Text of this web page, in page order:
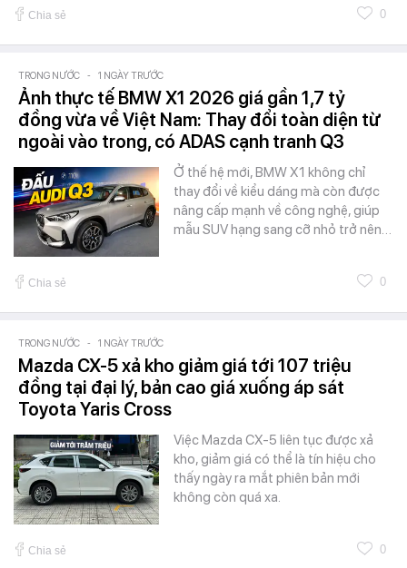
Chia sẻ 0
TRONG NƯỚC - 1 NGÀY TRƯỚC
Ảnh thực tế BMW X1 2026 giá gần 1,7 tỷ
đồng vừa về Việt Nam: Thay đổi toàn diện từ
ngoài vào trong, có ADAS cạnh tranh Q3
Ở thế hệ mới, BMW X1 không chỉ
thay đổi về kiểu dáng mà còn được
nâng cấp mạnh về công nghệ, giúp
mẫu SUV hạng sang cỡ nhỏ trở nên…
Chia sẻ 0
TRONG NƯỚC - 1 NGÀY TRƯỚC
Mazda CX-5 xả kho giảm giá tới 107 triệu
đồng tại đại lý, bản cao giá xuống áp sát
Toyota Yaris Cross
Việc Mazda CX-5 liên tục được xả
kho, giảm giá có thể là tín hiệu cho
thấy ngày ra mắt phiên bản mới
không còn quá xa.
Chia sẻ 0